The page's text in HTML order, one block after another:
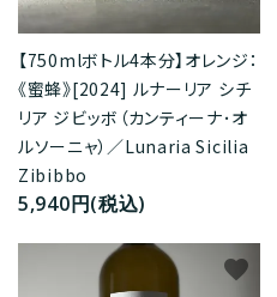
【750mlボトル4本分】オレンジ：
《蜜蜂》[2024] ルナーリア シチ
リア ジビッボ（カンティーナ･オ
ルソーニャ）／Lunaria Sicilia
Zibibbo
5,940円(税込)
favorite